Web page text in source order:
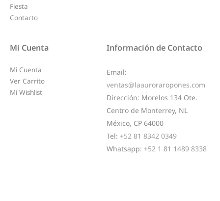
Fiesta
Contacto
Mi Cuenta
Mi Cuenta
Ver Carrito
Mi Wishlist
Información de Contacto
Email:
ventas@laauroraropones.com
Dirección: Morelos 134 Ote.
Centro de Monterrey, NL
México, CP 64000
Tel: +52 81 8342 0349
Whatsapp: +52 1 81 1489 8338